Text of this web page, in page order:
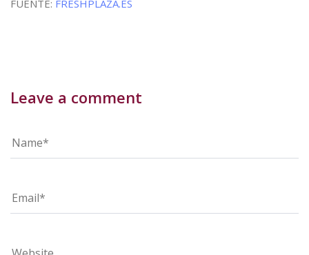
FUENTE: FRESHPLAZA.ES
Leave a comment